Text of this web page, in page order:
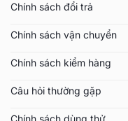
Chính sách đổi trả
Chính sách vận chuyển
Chính sách kiểm hàng
Câu hỏi thường gặp